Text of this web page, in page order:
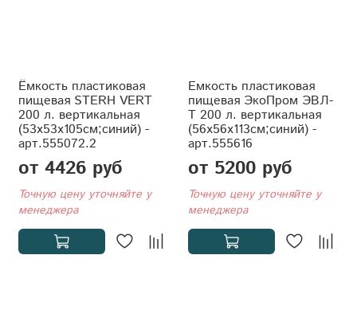
Ёмкость пластиковая
пищевая STERH VERT
200 л. вертикальная
(53x53x105см;синий) -
арт.555072.2
от 4426 руб
Точную цену уточняйте у
менеджера
Емкость пластиковая
пищевая ЭкоПром ЭВЛ-
Т 200 л. вертикальная
(56x56x113см;синий) -
арт.555616
от 5200 руб
Точную цену уточняйте у
менеджера